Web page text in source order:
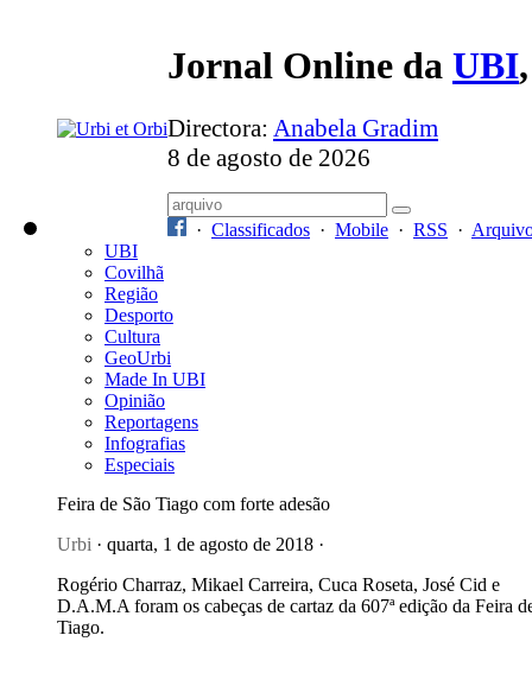
Jornal Online da UBI
Directora: Anabela Gradim
8 de agosto de 2026
· Classificados · Mobile · RSS ·
UBI
Covilhã
Região
Desporto
Cultura
GeoUrbi
Made In UBI
Opinião
Reportagens
Infografias
Especiais
Feira de São Tiago com forte adesão
Urbi · quarta, 1 de agosto de 2018 ·
Rogério Charraz, Mikael Carreira, Cuca Roseta, José Cid e
D.A.M.A foram os cabeças de cartaz da 607ª edição da Feira
Tiago.